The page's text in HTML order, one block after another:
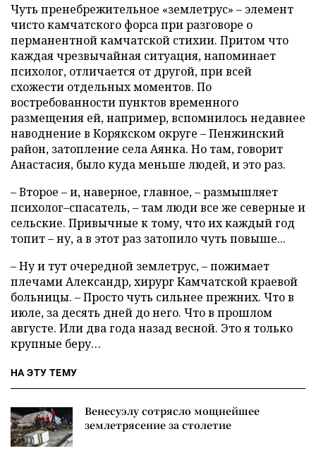
Чуть пренебрежительное «землетрус» – элемент
чисто камчатского форса при разговоре о
перманентной камчатской стихии. Притом что
каждая чрезвычайная ситуация, напоминает
психолог, отличается от другой, при всей
схожести отдельных моментов. По
востребованности пунктов временного
размещения ей, например, вспомнилось недавнее
наводнение в Корякском округе – Пенжинский
район, затопление села Аянка. Но там, говорит
Анастасия, было куда меньше людей, и это раз.
– Второе – и, наверное, главное, – размышляет
психолог–спасатель, – там люди все же северные и
сельские. Привычные к тому, что их каждый год
топит – ну, а в этот раз затопило чуть повыше...
– Ну и тут очередной землетрус, – пожимает
плечами Александр, хирург Камчатской краевой
больницы. – Просто чуть сильнее прежних. Что в
июле, за десять дней до него. Что в прошлом
августе. Или два года назад весной. Это я только
крупные беру…
НА ЭТУ ТЕМУ
Венесуэлу сотрясло мощнейшее
землетрясение за столетие